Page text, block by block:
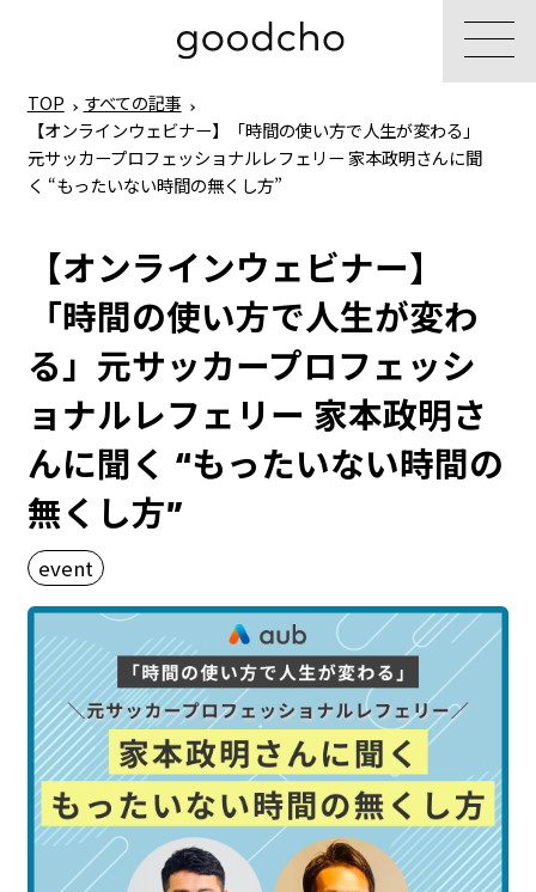
TOP
すべての記事
【オンラインウェビナー】「時間の使い方で人生が変わる」
元サッカープロフェッショナルレフェリー 家本政明さんに聞
く “もったいない時間の無くし方”
【オンラインウェビナー】
「時間の使い方で人生が変わ
る」元サッカープロフェッシ
ョナルレフェリー 家本政明さ
んに聞く “もったいない時間の
無くし方”
event